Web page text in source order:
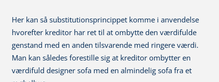
Her kan så substitutionsprincippet komme i anvendelse
hvorefter kreditor har ret til at ombytte den værdifulde
genstand med en anden tilsvarende med ringere værdi.
Man kan således forestille sig at kreditor ombytter en
værdifuld designer sofa med en almindelig sofa fra et